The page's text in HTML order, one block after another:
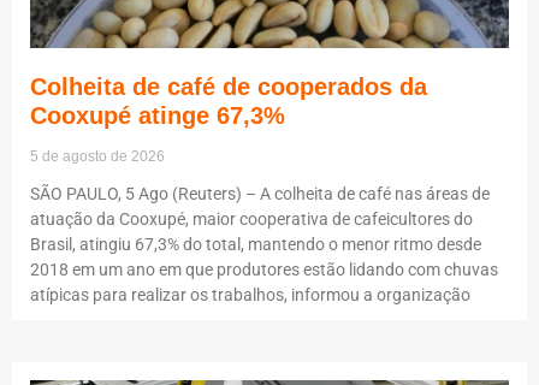
Colheita de café de cooperados da
Cooxupé atinge 67,3%
5 de agosto de 2026
SÃO PAULO, 5 Ago (Reuters) – A colheita de café nas áreas de
atuação da Cooxupé, maior cooperativa de cafeicultores do
Brasil, atingiu 67,3% do total, mantendo o menor ritmo desde
2018 em um ano em que produtores estão lidando com chuvas
atípicas para realizar os trabalhos, informou a organização